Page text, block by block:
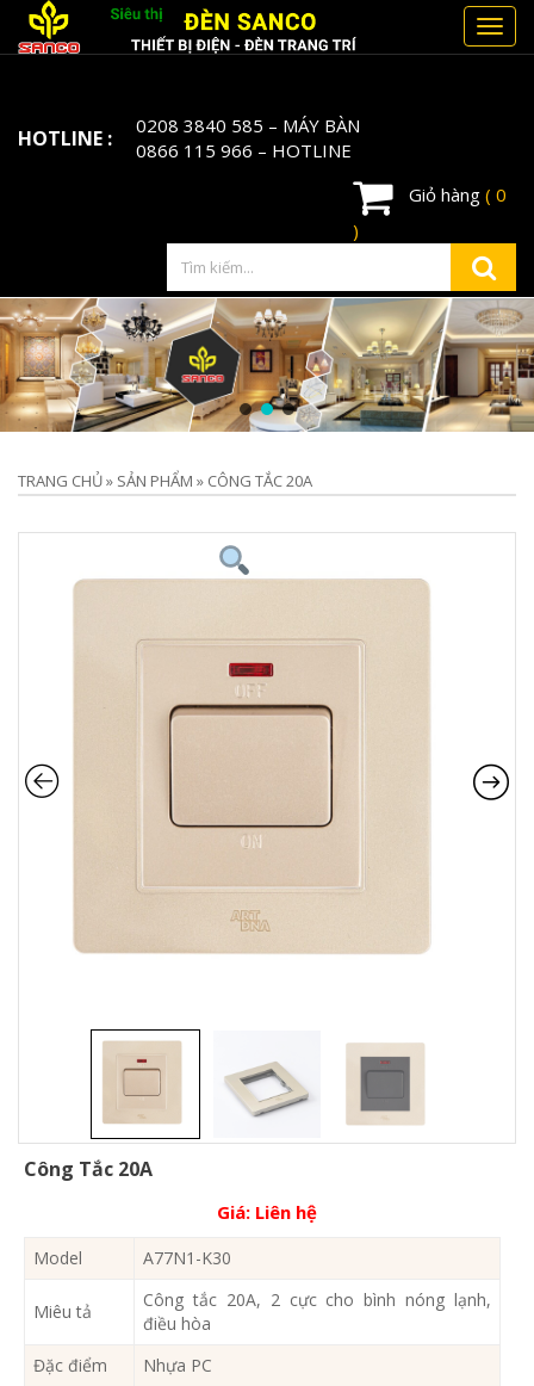
HOTLINE : 0208 3840 585 – MÁY BÀN
0866 115 966 – HOTLINE
Giỏ hàng ( 0
)
TRANG CHỦ» SẢN PHẨM » CÔNG TẮC 20A
Công Tắc 20A
Giá: Liên hệ
Model A77N1-K30
Miêu tả
Công tắc 20A, 2 cực cho bình nóng lạnh,
điều hòa
Đặc điểm
Nhựa PC